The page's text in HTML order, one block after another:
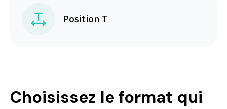
Position T
Choisissez le format qui